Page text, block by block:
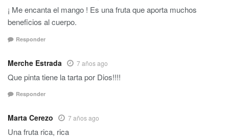
¡ Me encanta el mango ! Es una fruta que aporta muchos
beneficios al cuerpo.
Responder
Merche Estrada 7 años ago
Que pinta tiene la tarta por Dios!!!!
Responder
Marta Cerezo 7 años ago
Una fruta rica, rica